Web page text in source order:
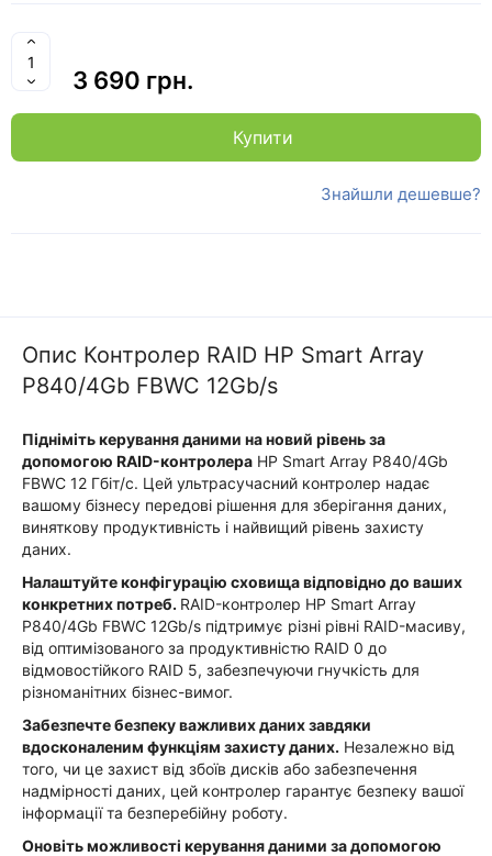
3 690 грн.
Купити
Знайшли дешевше?
Опис Контролер RAID HP Smart Array
P840/4Gb FBWC 12Gb/s
Підніміть керування даними на новий рівень за
допомогою RAID-контролера HP Smart Array P840/4Gb
FBWC 12 Гбіт/с. Цей ультрасучасний контролер надає
вашому бізнесу передові рішення для зберігання даних,
виняткову продуктивність і найвищий рівень захисту
даних.
Налаштуйте конфігурацію сховища відповідно до ваших
конкретних потреб. RAID-контролер HP Smart Array
P840/4Gb FBWC 12Gb/s підтримує різні рівні RAID-масиву,
від оптимізованого за продуктивністю RAID 0 до
відмовостійкого RAID 5, забезпечуючи гнучкість для
різноманітних бізнес-вимог.
Забезпечте безпеку важливих даних завдяки
вдосконаленим функціям захисту даних. Незалежно від
того, чи це захист від збоїв дисків або забезпечення
надмірності даних, цей контролер гарантує безпеку вашої
інформації та безперебійну роботу.
Оновіть можливості керування даними за допомогою